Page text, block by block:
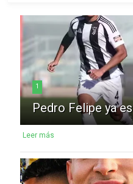
1
Pedro Felipe ya
Leer más